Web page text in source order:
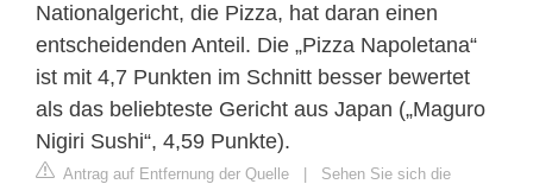
Nationalgericht, die Pizza, hat daran einen
entscheidenden Anteil. Die „Pizza Napoletana“
ist mit 4,7 Punkten im Schnitt besser bewertet
als das beliebteste Gericht aus Japan („Maguro
Nigiri Sushi“, 4,59 Punkte).
Antrag auf Entfernung der Quelle | Sehen Sie sich die